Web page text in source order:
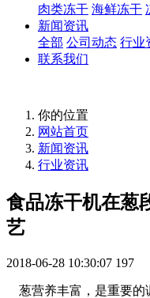
肉类冻干 海鲜冻干
新闻资讯
全部 公司动态 行业
联系我们
你的位置
网站首页
新闻资讯
行业资讯
食品冻干机在葱
艺
2018-06-28 10:30:07 197
葱营养丰富，是重要的